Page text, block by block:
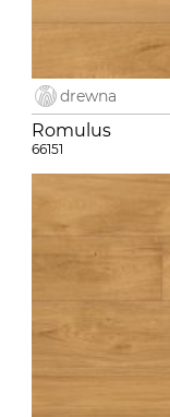
drewna
Romulus
66151